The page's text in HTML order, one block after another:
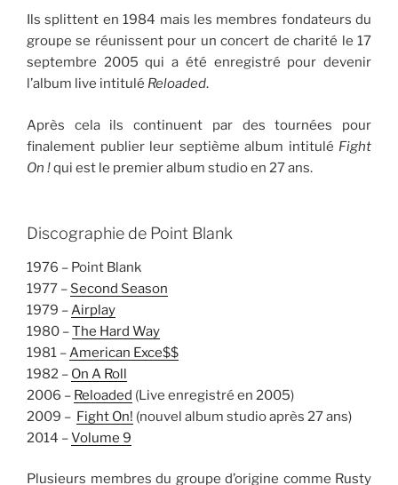
Ils splittent en 1984 mais les membres fondateurs du
groupe se réunissent pour un concert de charité le 17
septembre 2005 qui a été enregistré pour devenir
l’album live intitulé Reloaded.
Après cela ils continuent par des tournées pour
finalement publier leur septième album intitulé Fight
On !qui est le premier album studio en 27 ans.
Discographie de Point Blank
1976 – Point Blank
1977 – Second Season
1979 –Airplay
1980 –The Hard Way
1981 –American Exce$$
1982 – On A Roll
2006 – Reloaded (Live enregistré en 2005)
2009 – Fight On! (nouvel album studio après 27 ans)
2014 –Volume 9
Plusieurs membres du groupe d’origine comme Rusty